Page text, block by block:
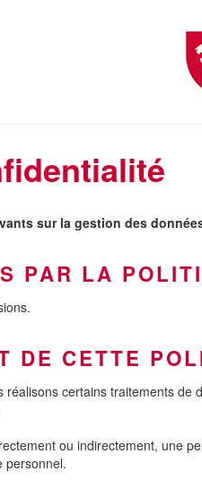
sur la gestion des
PAR LA
DE CETTE
certains traitements de
ou indirectement, une
personnel.